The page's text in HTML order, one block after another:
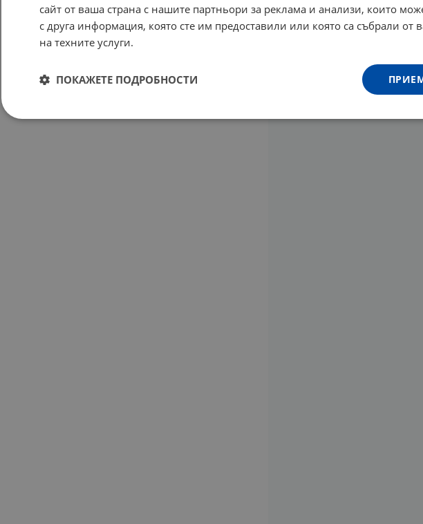
сайт от ваша страна с нашите партньори за реклама и анализи, които
с друга информация, която сте им предоставили или която са събрали от
на техните услуги.
ПОКАЖЕТЕ ПОДРОБНОСТИ